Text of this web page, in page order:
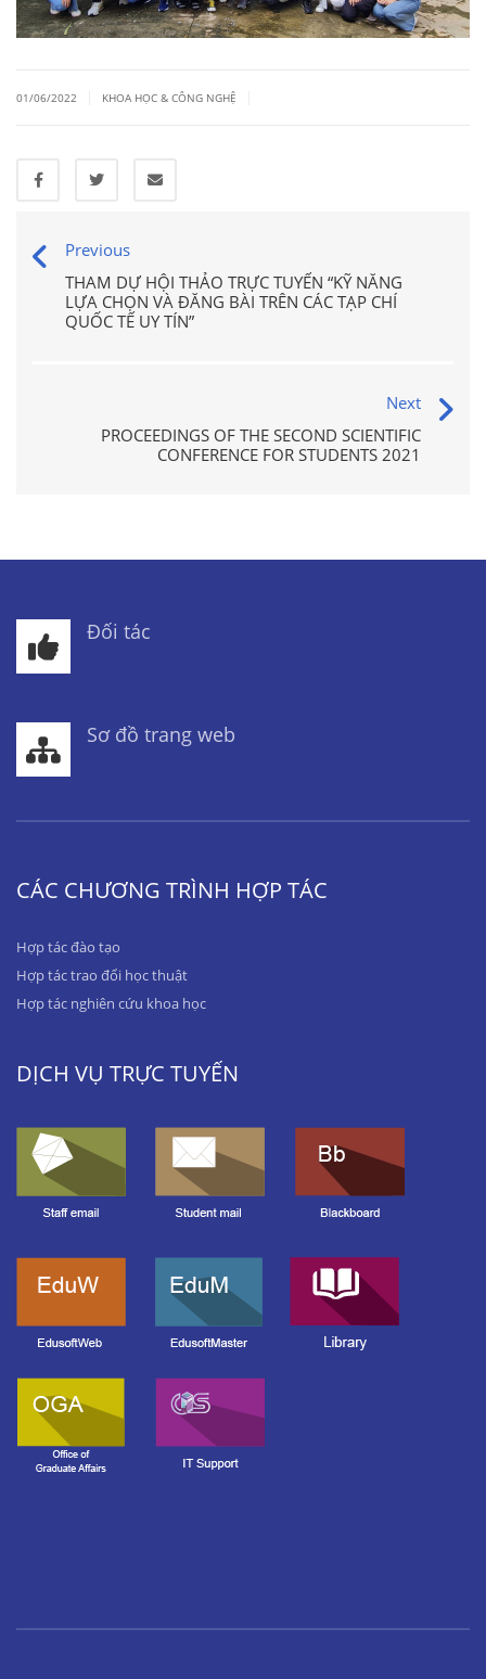
01/06/2022 KHOA HỌC & CÔNG NGHỆ
Previous
THAM DỰ HỘI THẢO TRỰC TUYẾN “KỸ NĂNG
LỰA CHỌN VÀ ĐĂNG BÀI TRÊN CÁC TẠP CHÍ
QUỐC TẾ UY TÍN”
Next
PROCEEDINGS OF THE SECOND SCIENTIFIC
CONFERENCE FOR STUDENTS 2021
Đối tác
Sơ đồ trang web
CÁC CHƯƠNG TRÌNH HỢP TÁC
Hợp tác đào tạo
Hợp tác trao đổi học thuật
Hợp tác nghiên cứu khoa học
DỊCH VỤ TRỰC TUYẾN